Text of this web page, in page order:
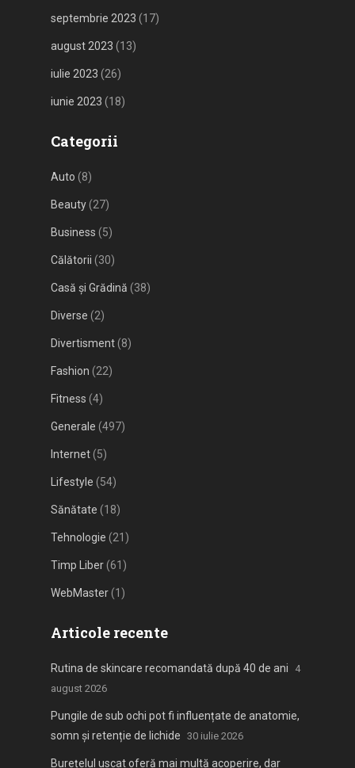
septembrie 2023 (17)
august 2023 (13)
iulie 2023 (26)
iunie 2023 (18)
Categorii
Auto (8)
Beauty(27)
Business (5)
Călătorii (30)
Casă și Grădină (38)
Diverse (2)
Divertisment(8)
Fashion (22)
Fitness (4)
Generale (497)
Internet(5)
Lifestyle (54)
Sănătate (18)
Tehnologie (21)
Timp Liber(61)
WebMaster(1)
Articole recente
Rutina de skincare recomandată după 40 de ani
4
august 2026
Pungile de sub ochi pot fi influențate de anatomie,
somn și retenție de lichide 30 iulie 2026
Burețelul uscat oferă mai multă acoperire, dar